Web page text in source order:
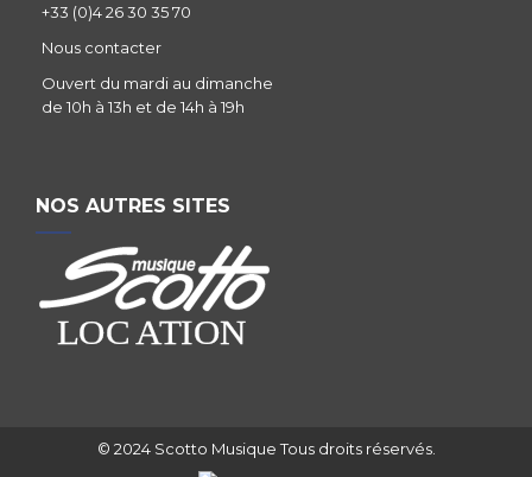
+33 (0)4 26 30 35 70
Nous contacter
Ouvert du mardi au dimanche
de 10h à 13h et de 14h à 19h
NOS AUTRES SITES
© 2024 Scotto Musique Tous droits réservés.